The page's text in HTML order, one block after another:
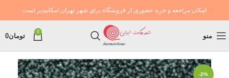
امکان مراجعه و خرید حضوری از فروشگاه برای شهر تهران امکانپذیر است
منو
0
تومان0
-2%